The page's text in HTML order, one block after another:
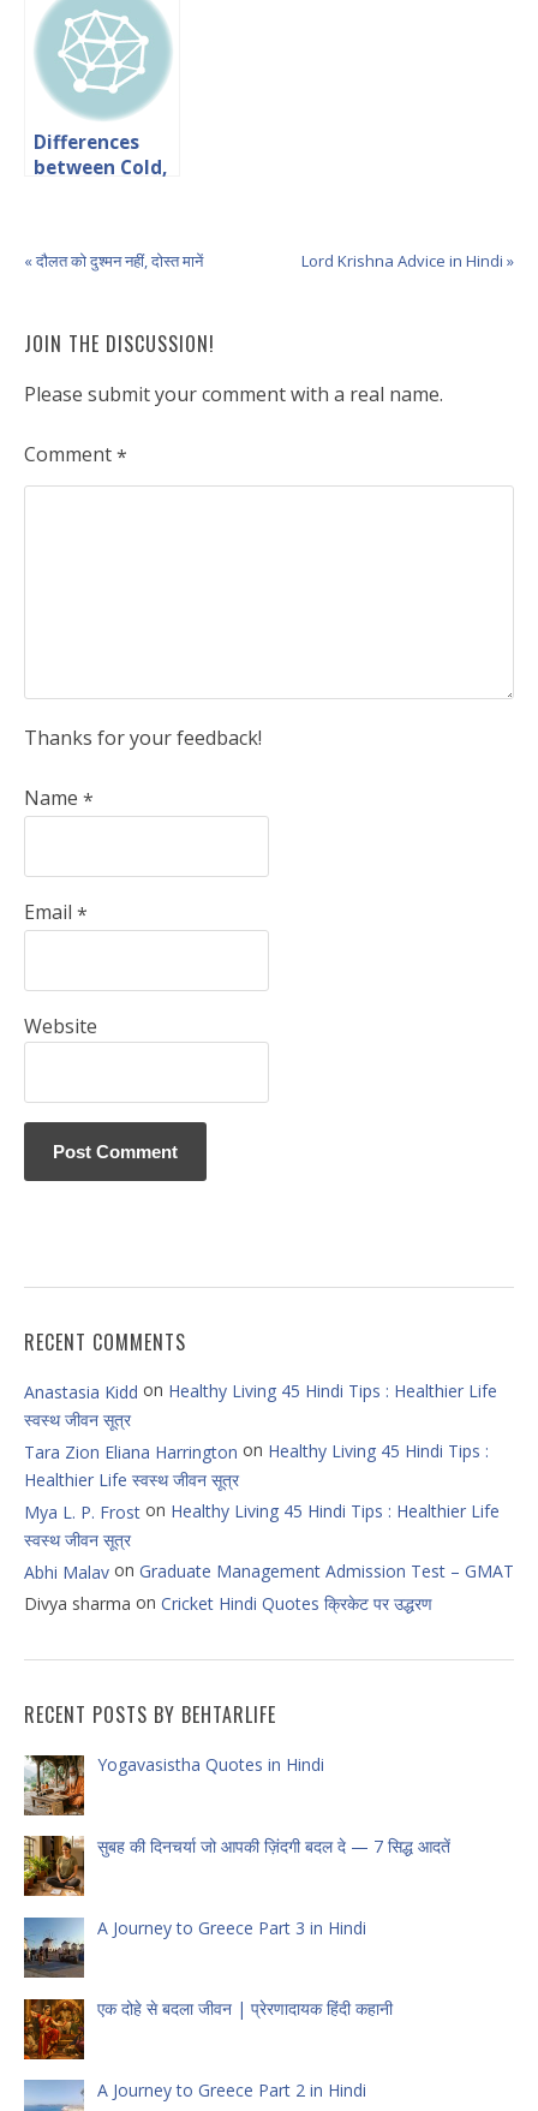
Differences
between Cold,
« दौलत को दुश्मन नहीं, दोस्त मानें Lord Krishna Advice in Hindi »
JOIN THE DISCUSSION!
Please submit your comment with a real name.
Comment*
Thanks for your feedback!
Name *
Email *
Website
RECENT COMMENTS
Anastasia Kidd on Healthy Living 45 Hindi Tips : Healthier Life
स्वस्थ जीवन सूत्र
Tara Zion Eliana Harrington on Healthy Living 45 Hindi Tips :
Healthier Life स्वस्थ जीवन सूत्र
Mya L. P. Frost on Healthy Living 45 Hindi Tips : Healthier Life
स्वस्थ जीवन सूत्र
Abhi Malav on Graduate Management Admission Test – GMAT
Divya sharma on Cricket Hindi Quotes क्रिकेट पर उद्धरण
RECENT POSTS BY BEHTARLIFE
Yogavasistha Quotes in Hindi
सुबह की दिनचर्या जो आपकी ज़िंदगी बदल दे — 7 सिद्ध आदतें
A Journey to Greece Part 3 in Hindi
एक दोहे से बदला जीवन | प्रेरणादायक हिंदी कहानी
A Journey to Greece Part 2 in Hindi